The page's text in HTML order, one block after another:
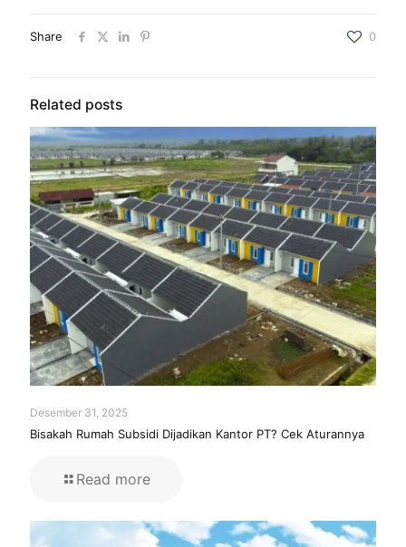
Share 0
Related posts
Desember 31, 2025
Bisakah Rumah Subsidi Dijadikan Kantor PT? Cek Aturannya
Read more